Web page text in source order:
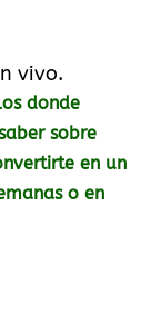
vivo.
donde
sobre
en un
o en